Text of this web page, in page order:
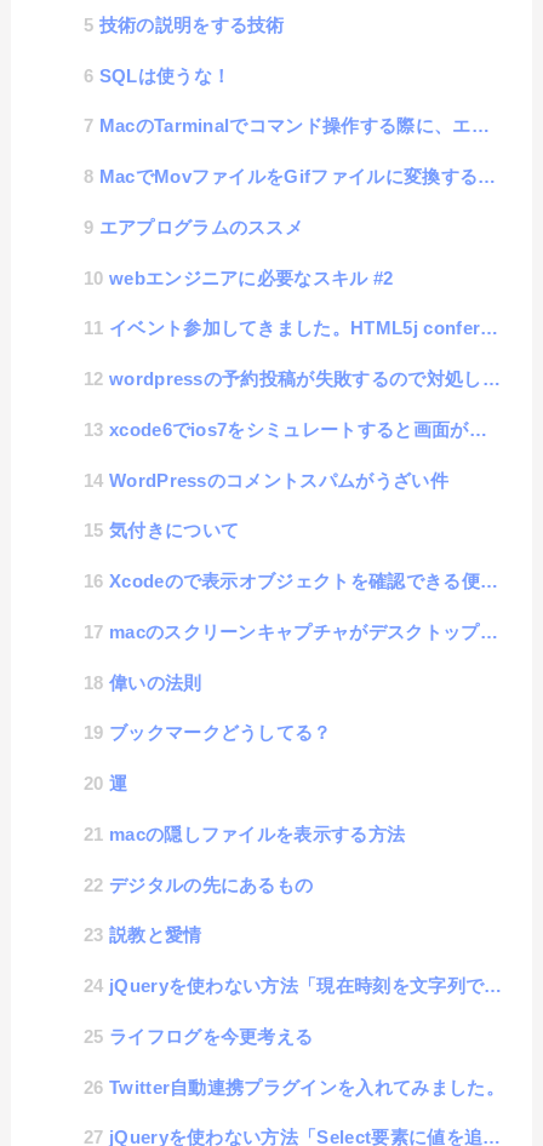
技術の説明をする技術
SQLは使うな！
MacのTarminalでコマンド操作する際に、エラーが出る件
MacでMovファイルをGifファイルに変換するには
エアプログラムのススメ
webエンジニアに必要なスキル #2
イベント参加してきました。HTML5j conference
wordpressの予約投稿が失敗するので対処してみた
xcode6でios7をシミュレートすると画面が小さい
WordPressのコメントスパムがうざい件
気付きについて
Xcodeので表示オブジェクトを確認できる便利機能があった
macのスクリーンキャプチャがデスクトップに保存されるのが散らかるので、保存先を変える方法
偉いの法則
ブックマークどうしてる？
運
macの隠しファイルを表示する方法
デジタルの先にあるもの
説教と愛情
jQueryを使わない方法「現在時刻を文字列で得る」
ライフログを今更考える
Twitter自動連携プラグインを入れてみました。
jQueryを使わない方法「Select要素に値を追加する」